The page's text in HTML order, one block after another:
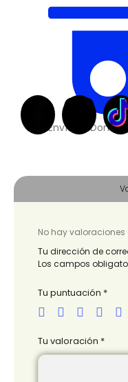
Envíos a
No hay valoraciones
Tu dirección de
Los campos
Tu puntuación *
Tu valoración *